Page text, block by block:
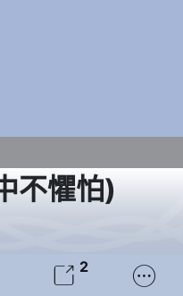
不懼怕)
 2 